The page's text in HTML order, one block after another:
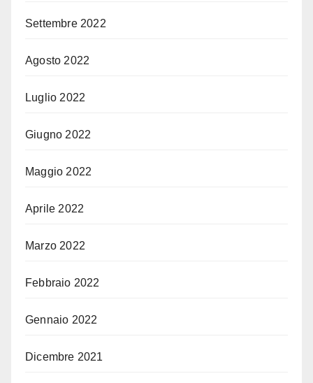
Settembre 2022
Agosto 2022
Luglio 2022
Giugno 2022
Maggio 2022
Aprile 2022
Marzo 2022
Febbraio 2022
Gennaio 2022
Dicembre 2021